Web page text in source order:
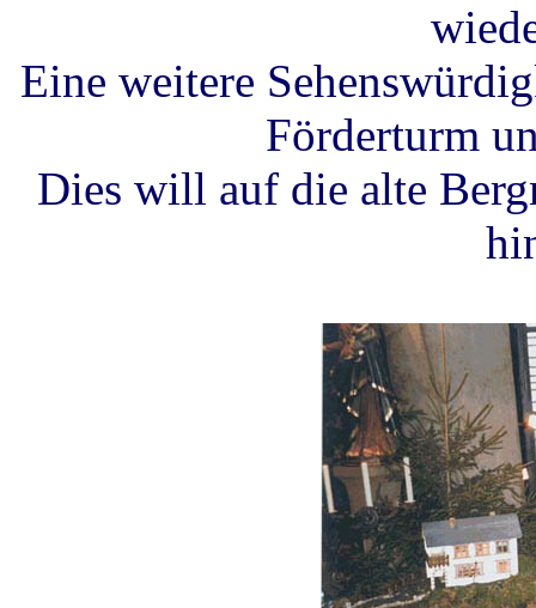
Eine weitere
Förderturm
Dies will auf die alte